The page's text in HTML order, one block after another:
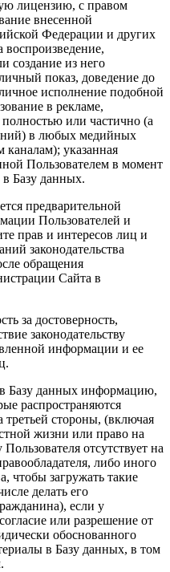
лицензию, с правом
внесенной
Федерации и других
воспроизведение,
создание из него
показ, доведение до
исполнение подобной
в рекламе,
или частично (а
в любых медийных
указанная
Пользователем в момент
Базу данных.
предварительной
Пользователей и
прав и интересов лиц и
законодательства
обращения
Сайта в
за достоверность,
законодательству
информации и ее
в Базу данных информацию,
распространяются
третьей стороны, (включая
жизни или право на
отсутствует на
либо иного
чтобы загружать такие
делать его
если у
или разрешение от
обоснованного
в Базу данных, в том